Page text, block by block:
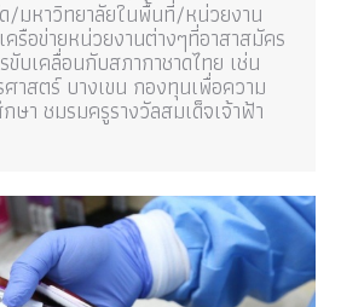
/มหาวิทยาลัยในพื้นที่/หน่วยงาน
รือข่ายหน่วยงานต่างๆที่อาสาสมัคร
บเคลื่อนกับสภากาชาดไทย เช่น
าสตร์ บางเขน กองทุนเพื่อความ
ษา ชมรมครูรางวัลสมเด็จเจ้าฟ้า